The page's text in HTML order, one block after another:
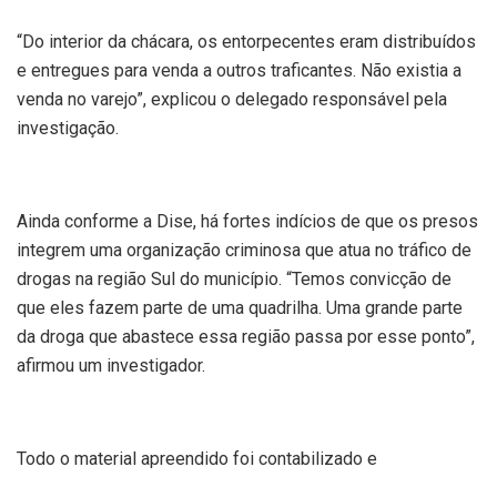
“Do interior da chácara, os entorpecentes eram distribuídos
e entregues para venda a outros traficantes. Não existia a
venda no varejo”, explicou o delegado responsável pela
investigação.
Ainda conforme a Dise, há fortes indícios de que os presos
integrem uma organização criminosa que atua no tráfico de
drogas na região Sul do município. “Temos convicção de
que eles fazem parte de uma quadrilha. Uma grande parte
da droga que abastece essa região passa por esse ponto”,
afirmou um investigador.
Todo o material apreendido foi contabilizado e